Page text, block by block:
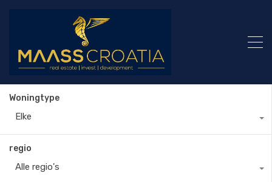
Woningtype
Elke
regio
Alle regio's